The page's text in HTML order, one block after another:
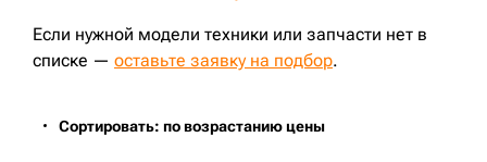
Если нужной модели техники или запчасти нет в
списке — оставьте заявку на подбор.
Сортировать: по возрастанию цены